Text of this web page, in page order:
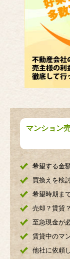
マンション
希望する金
買換えを検
希望時期ま
売却？賃貸
至急現金が
賃貸中のマ
他社に依頼